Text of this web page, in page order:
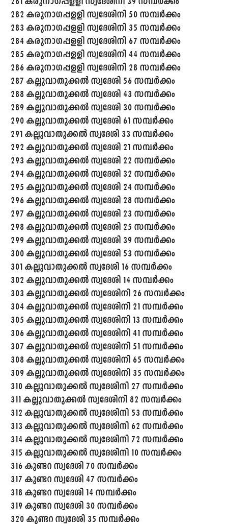
282 കരുനാഗപ്പളളി സ്വദേശിനി 50 സമ്പർക്കം
283 കരുനാഗപ്പളളി സ്വദേശിനി 35 സമ്പർക്കം
284 കരുനാഗപ്പളളി സ്വദേശിനി 67 സമ്പർക്കം
285 കരുനാഗപ്പളളി സ്വദേശിനി 44 സമ്പർക്കം
286 കരുനാഗപ്പളളി സ്വദേശിനി 28 സമ്പർക്കം
287 കല്ലുവാതുക്കൽ സ്വദേശി 56 സമ്പർക്കം
288 കല്ലുവാതുക്കൽ സ്വദേശി 43 സമ്പർക്കം
289 കല്ലുവാതുക്കൽ സ്വദേശി 30 സമ്പർക്കം
290 കല്ലുവാതുക്കൽ സ്വദേശി 61 സമ്പർക്കം
291 കല്ലുവാതുക്കൽ സ്വദേശി 33 സമ്പർക്കം
292 കല്ലുവാതുക്കൽ സ്വദേശി 21 സമ്പർക്കം
293 കല്ലുവാതുക്കൽ സ്വദേശി 22 സമ്പർക്കം
294 കല്ലുവാതുക്കൽ സ്വദേശി 32 സമ്പർക്കം
295 കല്ലുവാതുക്കൽ സ്വദേശി 24 സമ്പർക്കം
296 കല്ലുവാതുക്കൽ സ്വദേശി 28 സമ്പർക്കം
297 കല്ലുവാതുക്കൽ സ്വദേശി 23 സമ്പർക്കം
298 കല്ലുവാതുക്കൽ സ്വദേശി 25 സമ്പർക്കം
299 കല്ലുവാതുക്കൽ സ്വദേശി 39 സമ്പർക്കം
300 കല്ലുവാതുക്കൽ സ്വദേശി 53 സമ്പർക്കം
301 കല്ലുവാതുക്കൽ സ്വദേശി 16 സമ്പർക്കം
302 കല്ലുവാതുക്കൽ സ്വദേശി 14 സമ്പർക്കം
303 കല്ലുവാതുക്കൽ സ്വദേശിനി 26 സമ്പർക്കം
304 കല്ലുവാതുക്കൽ സ്വദേശിനി 21 സമ്പർക്കം
305 കല്ലുവാതുക്കൽ സ്വദേശിനി 13 സമ്പർക്കം
306 കല്ലുവാതുക്കൽ സ്വദേശിനി 41 സമ്പർക്കം
307 കല്ലുവാതുക്കൽ സ്വദേശിനി 51 സമ്പർക്കം
308 കല്ലുവാതുക്കൽ സ്വദേശിനി 65 സമ്പർക്കം
309 കല്ലുവാതുക്കൽ സ്വദേശിനി 35 സമ്പർക്കം
310 കല്ലുവാതുക്കൽ സ്വദേശിനി 27 സമ്പർക്കം
311 കല്ലുവാതുക്കൽ സ്വദേശിനി 82 സമ്പർക്കം
312 കല്ലുവാതുക്കൽ സ്വദേശിനി 53 സമ്പർക്കം
313 കല്ലുവാതുക്കൽ സ്വദേശിനി 62 സമ്പർക്കം
314 കല്ലുവാതുക്കൽ സ്വദേശിനി 72 സമ്പർക്കം
315 കല്ലുവാതുക്കൽ സ്വദേശിനി 10 സമ്പർക്കം
316 കുണ്ടറ സ്വദേശി 70 സമ്പർക്കം
317 കുണ്ടറ സ്വദേശി 47 സമ്പർക്കം
318 കുണ്ടറ സ്വദേശി 14 സമ്പർക്കം
319 കുണ്ടറ സ്വദേശി 30 സമ്പർക്കം
320 കുണ്ടറ സ്വദേശി 35 സമ്പർക്കം